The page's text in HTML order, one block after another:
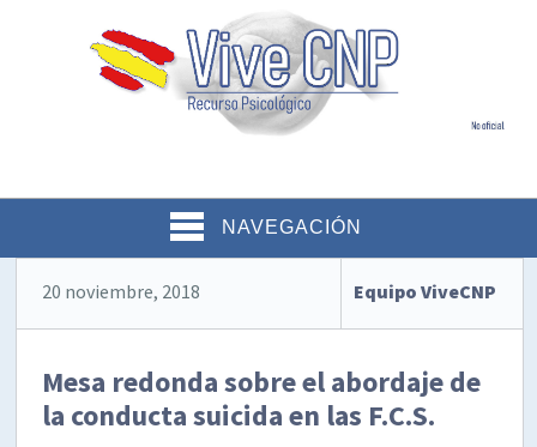
NAVEGACIÓN
20 noviembre, 2018 Equipo ViveCNP
Mesa redonda sobre el abordaje de
la conducta suicida en las F.C.S.